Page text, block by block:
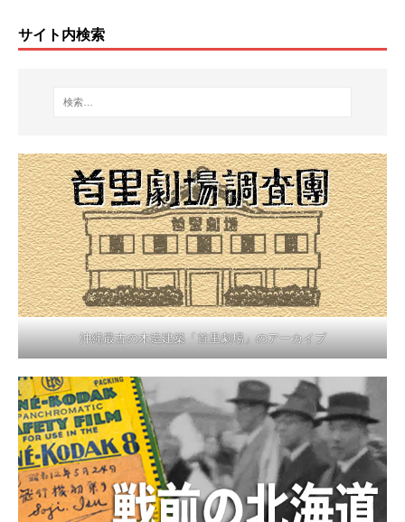
サイト内検索
沖縄最古の木造建築「首里劇場」のアーカイブ